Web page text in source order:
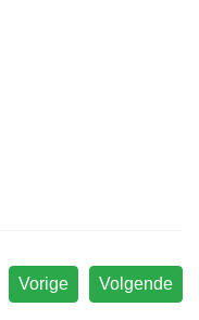
Volgende
Vorige